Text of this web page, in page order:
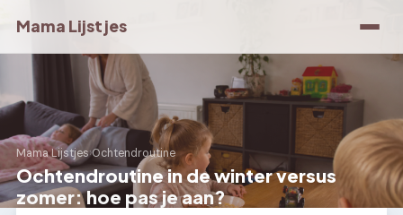
Mama Lijstjes
Mama Lijstjes›Ochtendroutine
Ochtendroutine in de winter versus
zomer: hoe pas je aan?